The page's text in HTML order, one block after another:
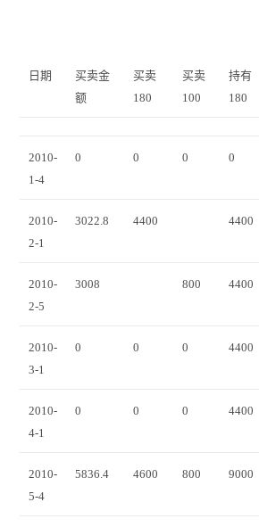
日期
买卖金
额
买卖
180
买卖
100
持有
180
2010-
1-4
0 0 0 0
2010-
2-1
3022.8 4400 4400
2010-
2-5
3008 800 4400
2010-
3-1
0 0 0 4400
2010-
4-1
0 0 0 4400
2010-
5-4
5836.4 4600 800 9000